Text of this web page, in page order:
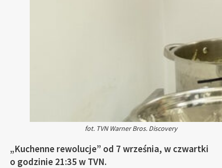
fot. TVN Warner Bros. Discovery
„Kuchenne rewolucje” od 7 września, w czwartki
o godzinie 21:35 w TVN.